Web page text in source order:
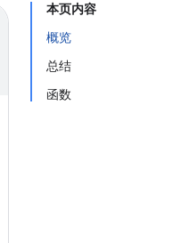
本页内容
概览
总结
函数